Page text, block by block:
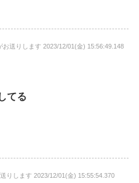
お送りします 2023/12/01(金) 15:56:49.148
てる
りします 2023/12/01(金) 15:55:54.370